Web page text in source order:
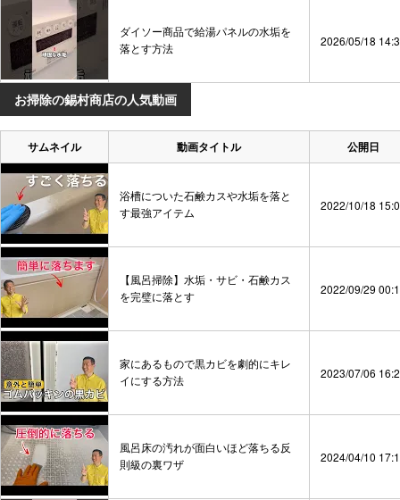
ダイソー商品で給湯パネルの水垢を
落とす方法
2026/05/18
お掃除の錫村商店の人気動画
サムネイル 動画タイトル 公開日
浴槽についた石鹸カスや水垢を落と
す最強アイテム
2022/10/18
【風呂掃除】水垢・サビ・石鹸カス
を完璧に落とす
2022/09/29
家にあるもので黒カビを劇的にキレ
イにする方法
2023/07/06
風呂床の汚れが面白いほど落ちる反
則級の裏ワザ
2024/04/10